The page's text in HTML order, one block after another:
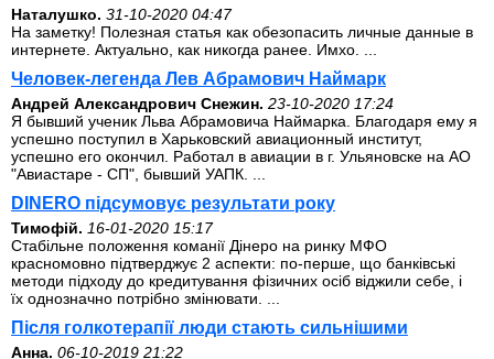
Наталушко. 31-10-2020 04:47
На заметку! Полезная статья как обезопасить личные данные в
интернете. Актуально, как никогда ранее. Имхо. ...
Человек-легенда Лев Абрамович Наймарк
Андрей Александрович Снежин. 23-10-2020 17:24
Я бывший ученик Льва Абрамовича Наймарка. Благодаря ему я
успешно поступил в Харьковский авиационный институт,
успешно его окончил. Работал в авиации в г. Ульяновске на АО
"Авиастаре - СП", бывший УАПК. ...
DINERO підсумовує результати року
Тимофій. 16-01-2020 15:17
Стабільне положення команії Дінеро на ринку МФО
красномовно підтверджує 2 аспекти: по-перше, що банківські
методи підходу до кредитування фізичних осіб віджили себе, і
їх однозначно потрібно змінювати. ...
Після голкотерапії люди стають сильнішими
Анна. 06-10-2019 21:22